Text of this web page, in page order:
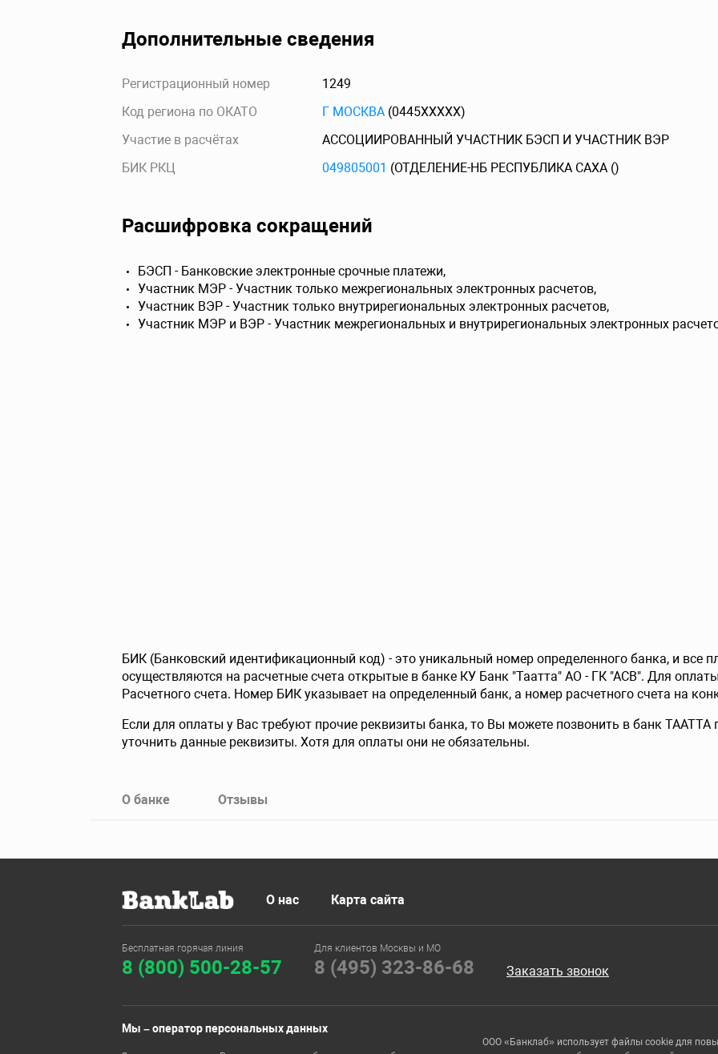
Дополнительные сведения
Регистрационный номер
1249
Код региона по ОКАТО
Г МОСКВА (0445XXXXX)
Участие в расчётах
АССОЦИИРОВАННЫЙ УЧАСТНИК БЭСП И УЧАСТНИК ВЭР
БИК РКЦ
049805001 (ОТДЕЛЕНИЕ-НБ РЕСПУБЛИКА САХА ()
Расшифровка сокращений
БЭСП - Банковские электронные срочные платежи,
Участник МЭР - Участник только межрегиональных электронных расчетов,
Участник ВЭР - Участник только внутрирегиональных электронных расчетов,
Участник МЭР и ВЭР - Участник межрегиональных и внутрирегиональных электронных
БИК (Банковский идентификационный код) - это уникальный номер определенного банка, и все
осуществляются на расчетные счета открытые в банке КУ Банк "Таатта" АО - ГК "АСВ". Для
Расчетного счета. Номер БИК указывает на определенный банк, а номер расчетного счета на
Если для оплаты у Вас требуют прочие реквизиты банка, то Вы можете позвонить в банк ТААТТА
уточнить данные реквизиты. Хотя для оплаты они не обязательны.
О банке Отзывы
О нас Карта сайта
Бесплатная горячая линия
8 (800) 500-28-57
Для клиентов Москвы и МО
8 (495) 323-86-68 Заказать звонок
Мы – оператор персональных данных
ООО «Банклаб» использует файлы cookie для